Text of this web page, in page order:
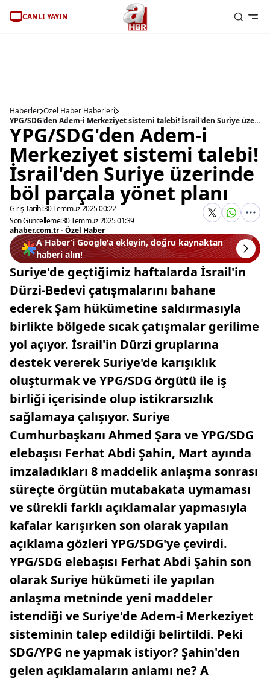
CANLI YAYIN
Haberler Özel Haber Haberleri
YPG/SDG'den Adem-i Merkeziyet sistemi talebi! İsrail'den Suriye üzerinde böl parçala yönet planı
YPG/SDG'den Adem-i
Merkeziyet sistemi talebi!
İsrail'den Suriye üzerinde
böl parçala yönet planı
Giriş Tarihi:30 Temmuz 2025 00:22
Son Güncelleme:30 Temmuz 2025 01:39
ahaber.com.tr - Özel Haber
A Haber’i Google'a ekleyin, doğru kaynaktan
haberi alın!
Suriye'de geçtiğimiz haftalarda İsrail'in
Dürzi-Bedevi çatışmalarını bahane
ederek Şam hükümetine saldırmasıyla
birlikte bölgede sıcak çatışmalar gerilime
yol açıyor. İsrail'in Dürzi gruplarına
destek vererek Suriye'de karışıklık
oluşturmak ve YPG/SDG örgütü ile iş
birliği içerisinde olup istikrarsızlık
sağlamaya çalışıyor. Suriye
Cumhurbaşkanı Ahmed Şara ve YPG/SDG
elebaşısı Ferhat Abdi Şahin, Mart ayında
imzaladıkları 8 maddelik anlaşma sonrası
süreçte örgütün mutabakata uymaması
ve sürekli farklı açıklamalar yapmasıyla
kafalar karışırken son olarak yapılan
açıklama gözleri YPG/SDG'ye çevirdi.
YPG/SDG elebaşısı Ferhat Abdi Şahin son
olarak Suriye hükümeti ile yapılan
anlaşma metninde yeni maddeler
istendiği ve Suriye'de Adem-i Merkeziyet
sisteminin talep edildiği belirtildi. Peki
SDG/YPG ne yapmak istiyor? Şahin'den
gelen açıklamaların anlamı ne? A